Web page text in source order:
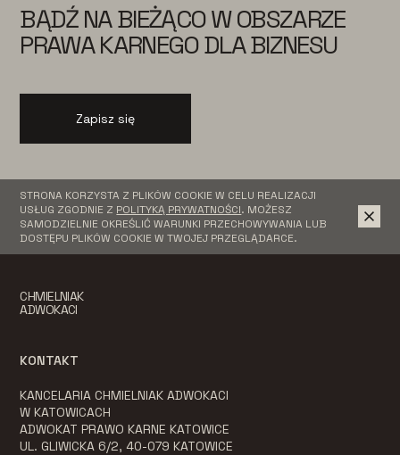
BĄDŹ NA BIEŻĄCO W OBSZARZE
PRAWA KARNEGO DLA BIZNESU
Zapisz się
STRONA KORZYSTA Z PLIKÓW COOKIE W CELU REALIZACJI
USŁUG ZGODNIE Z POLITYKĄ PRYWATNOŚCI. MOŻESZ
SAMODZIELNIE OKREŚLIĆ WARUNKI PRZECHOWYWANIA LUB
DOSTĘPU PLIKÓW COOKIE W TWOJEJ PRZEGLĄDARCE.
CHMIELNIAK
ADWOKACI
KONTAKT
KANCELARIA CHMIELNIAK ADWOKACI
W KATOWICACH
ADWOKAT PRAWO KARNE KATOWICE
UL. GLIWICKA 6/2, 40-079 KATOWICE